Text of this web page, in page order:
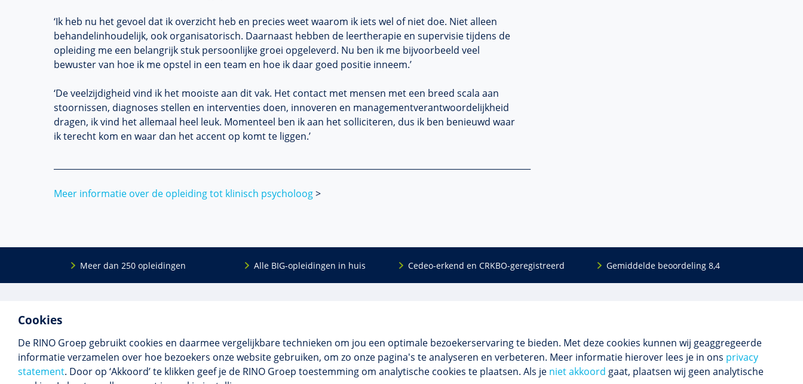
Cookies
De RINO Groep gebruikt cookies en daarmee vergelijkbare technieken om jou een optimale bezoekerservaring te bieden. Met deze cookies kunnen wij geaggregeerde
informatie verzamelen over hoe bezoekers onze website gebruiken, om zo onze pagina's te analyseren en verbeteren. Meer informatie hierover lees je in ons privacy
statement. Door op ‘Akkoord’ te klikken geef je de RINO Groep toestemming om analytische cookies te plaatsen. Als je niet akkoord gaat, plaatsen wij geen analytische
‘Ik heb nu het gevoel dat ik overzicht heb en precies weet waarom ik iets wel of niet doe. Niet alleen
behandelinhoudelijk, ook organisatorisch. Daarnaast hebben de leertherapie en supervisie tijdens de
opleiding me een belangrijk stuk persoonlijke groei opgeleverd. Nu ben ik me bijvoorbeeld veel
bewuster van hoe ik me opstel in een team en hoe ik daar goed positie inneem.’
‘De veelzijdigheid vind ik het mooiste aan dit vak. Het contact met mensen met een breed scala aan
stoornissen, diagnoses stellen en interventies doen, innoveren en managementverantwoordelijkheid
dragen, ik vind het allemaal heel leuk. Momenteel ben ik aan het solliciteren, dus ik ben benieuwd waar
ik terecht kom en waar dan het accent op komt te liggen.’
Meer informatie over de opleiding tot klinisch psycholoog>
Meer dan 250 opleidingen Alle BIG-opleidingen in huis Cedeo-erkend en CRKBO-geregistreerd Gemiddelde beoordeling 8,4
voor mensen die werken met mensen met
een psychische kwets­baar­heid. Samen met
onze top­docenten bieden we innova­tieve
opleidingen, cursussen en congres­sen op
BIG-opleidingen
Maatwerk en incompany
Praktijkinstellingen
Veelgestelde vragen
Contact
Algemene voorwaarden
aanbod en ons laatste nieuws.
Inschrijven nieuwsbrief